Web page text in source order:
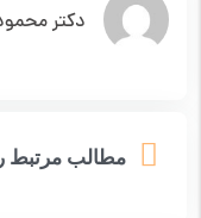
دکتر
مطالب مرتبط